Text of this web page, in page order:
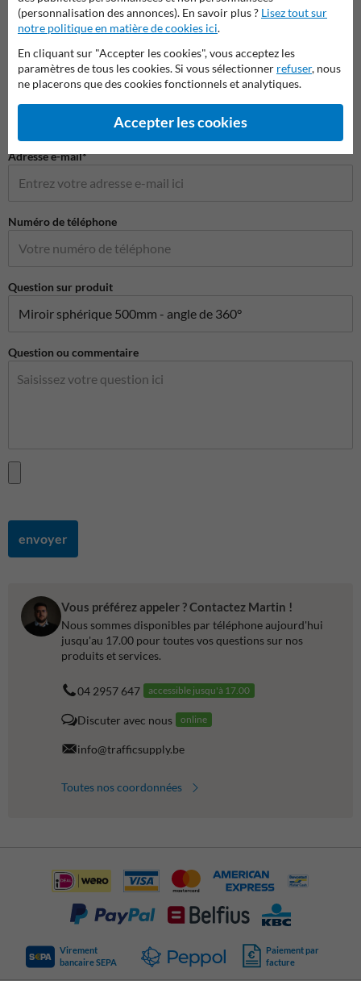
Nom*
Nom de l'entreprise
Adresse e-mail*
Numéro de téléphone
Question sur produit
Question ou commentaire
envoyer
Vous préférez appeler ? Contactez Martin !
Nous sommes disponibles par téléphone aujourd'hui
jusqu'au 17.00 pour toutes vos questions sur nos
produits et services.
04 2957 647 accessible jusqu'à 17.00
Discuter avec nous online
info@trafficsupply.be
Toutes nos coordonnées
Virement
bancaire SEPA
Paiement par
facture
(personnalisation des annonces). En savoir plus ? Lisez tout sur
notre politique en matière de cookies ici.
En cliquant sur "Accepter les cookies", vous acceptez les
paramètres de tous les cookies. Si vous sélectionner refuser, nous
ne placerons que des cookies fonctionnels et analytiques.
Accepter les cookies